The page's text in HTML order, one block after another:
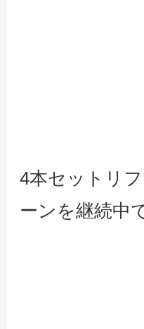
4本セットリ
ーンを継続中